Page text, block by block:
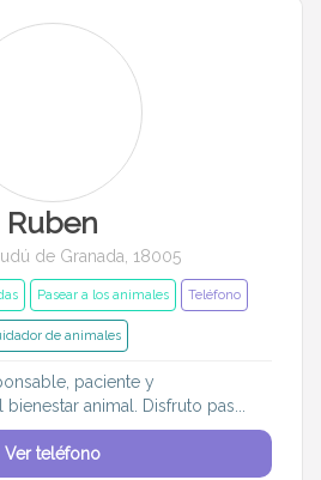
Ruben
de Granada, 18005
Pasear a los animales Teléfono
de animales
paciente y
animal. Disfruto pas...
Ver teléfono